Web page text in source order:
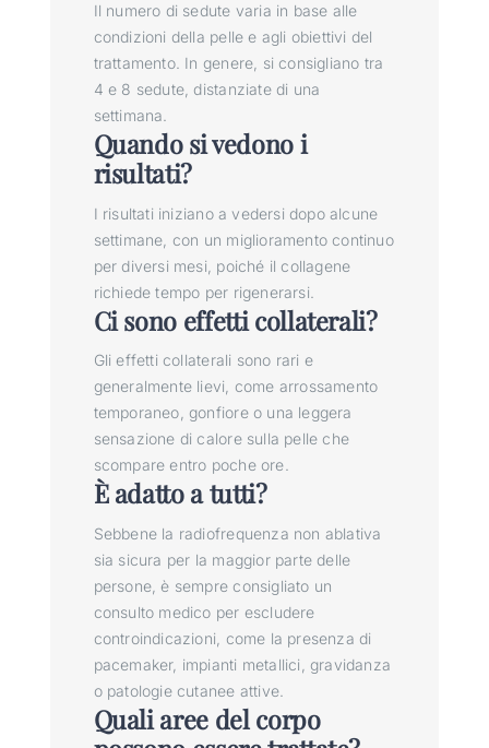
Il numero di sedute varia in base alle
condizioni della pelle e agli obiettivi del
trattamento. In genere, si consigliano tra
4 e 8 sedute, distanziate di una
settimana.
Quando si vedono i
risultati?
I risultati iniziano a vedersi dopo alcune
settimane, con un miglioramento continuo
per diversi mesi, poiché il collagene
richiede tempo per rigenerarsi.
Ci sono effetti collaterali?
Gli effetti collaterali sono rari e
generalmente lievi, come arrossamento
temporaneo, gonfiore o una leggera
sensazione di calore sulla pelle che
scompare entro poche ore.
È adatto a tutti?
Sebbene la radiofrequenza non ablativa
sia sicura per la maggior parte delle
persone, è sempre consigliato un
consulto medico per escludere
controindicazioni, come la presenza di
pacemaker, impianti metallici, gravidanza
o patologie cutanee attive.
Quali aree del corpo